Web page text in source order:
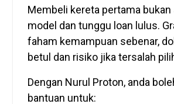
Membeli kereta pertama bukan
model dan tunggu loan lulus.
faham kemampuan sebenar,
betul dan risiko jika tersalah
Dengan Nurul Proton, anda
bantuan untuk: